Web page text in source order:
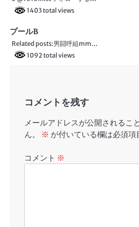
ョ
ン
1403 total views
プールB
Related posts:男闘呼組mm…
1092 total views
コメントを残す
メールアドレスが公開されるこ
ん。
※ が付いている欄は必須項
コメント ※